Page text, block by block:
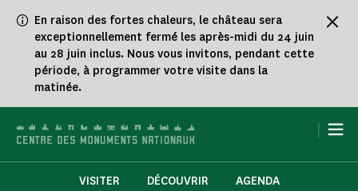
En raison des fortes chaleurs, le château sera
exceptionnellement fermé les après-midi du 24 juin
au 28 juin inclus. Nous vous invitons, pendant cette
période, à programmer votre visite dans la
matinée.
|
VISITER DÉCOUVRIR AGENDA